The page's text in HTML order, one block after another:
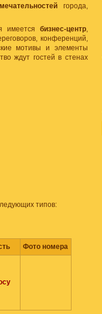
города,
имеетсябизнес-центр,
конференций,
мотивы и элементы
ждут гостей в стенах
типов:
Фото номера